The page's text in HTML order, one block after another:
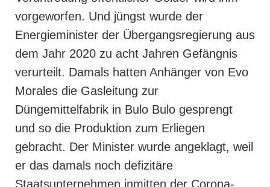
vorgeworfen. Und jüngst wurde der
Energieminister der Übergangsregierung aus
dem Jahr 2020 zu acht Jahren Gefängnis
verurteilt. Damals hatten Anhänger von Evo
Morales die Gasleitung zur
Düngemittelfabrik in Bulo Bulo gesprengt
und so die Produktion zum Erliegen
gebracht. Der Minister wurde angeklagt, weil
er das damals noch defizitäre
Staatsunternehmen inmitten der Corona-